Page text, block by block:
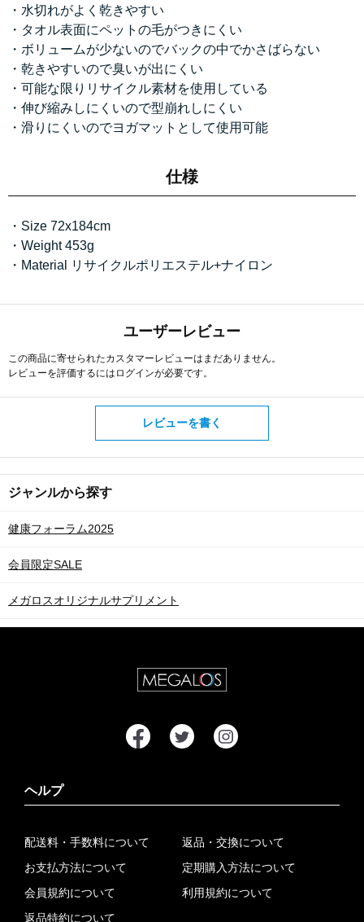
・水切れがよく乾きやすい
・タオル表面にペットの毛がつきにくい
・ボリュームが少ないのでバックの中でかさばらない
・乾きやすいので臭いが出にくい
・可能な限りリサイクル素材を使用している
・伸び縮みしにくいので型崩れしにくい
・滑りにくいのでヨガマットとして使用可能
仕様
・Size 72x184cm
・Weight 453g
・Material リサイクルポリエステル+ナイロン
ユーザーレビュー
この商品に寄せられたカスタマーレビューはまだありません。
レビューを評価するには ログインが必要です。
レビューを書く
ジャンルから探す
健康フォーラム2025
会員限定SALE
メガロスオリジナルサプリメント
ヘルプ
配送料・手数料について
お支払方法について
会員規約について
返品特約について
返品・交換について
定期購入方法について
利用規約について